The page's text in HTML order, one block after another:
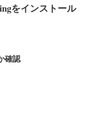
をインストール
確認